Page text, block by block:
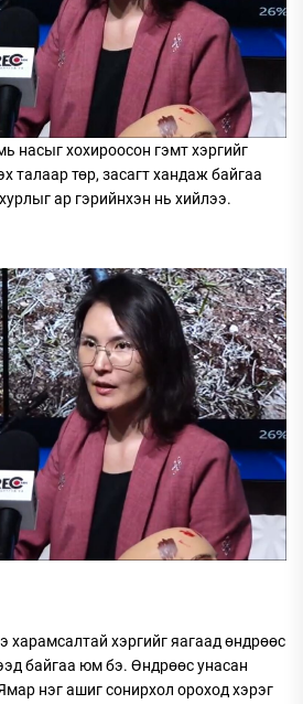
насыг хохироосон гэмт хэргийг
талаар төр, засагт хандаж байгаа
ар гэрийнхэн нь хийлээ.
харамсалтай хэргийг яагаад өндрөөс
байгаа юм бэ. Өндрөөс унасан
нэг ашиг сонирхол ороход хэрэг